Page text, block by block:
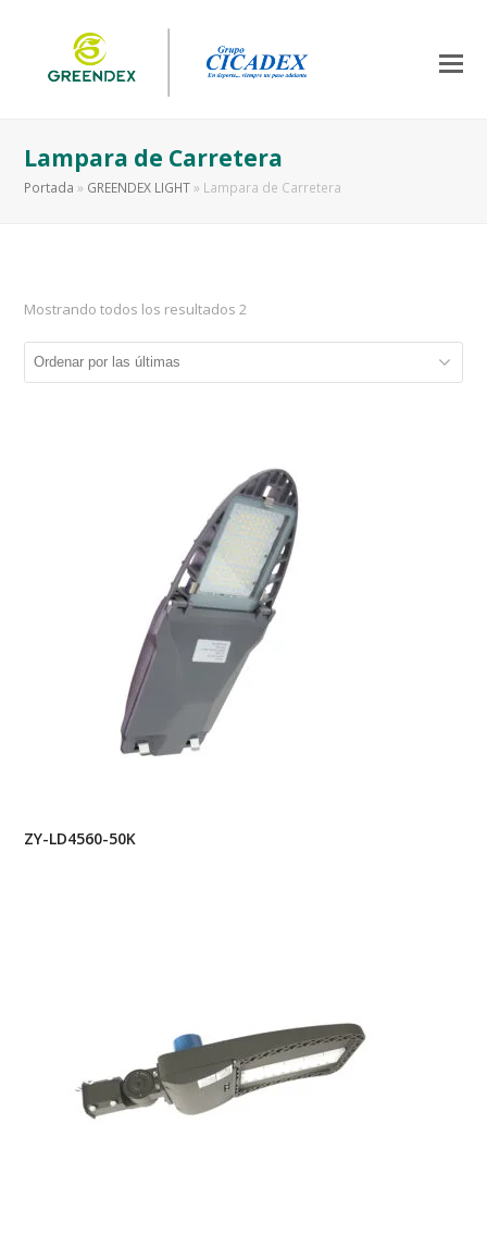
Lampara de Carretera
Portada » GREENDEX LIGHT» Lampara de Carretera
Mostrando todos los resultados 2
ZY-LD4560-50K